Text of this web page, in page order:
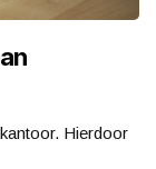
Hierdoor